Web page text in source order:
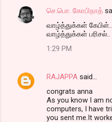
செ.பொ. கோபிநாத்
வாழ்த்துக்கள் கேபிள்..
வாழ்த்துக்கள் பரிசல்..
1:29 PM
RAJAPPA said…
congrats anna
As you know I am
computers, I have
you sent me.It